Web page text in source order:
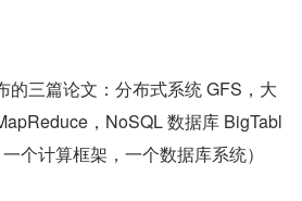
的三篇论文：分布式系统 GFS，大
，NoSQL 数据库 BigTabl
个计算框架，一个数据库系统）